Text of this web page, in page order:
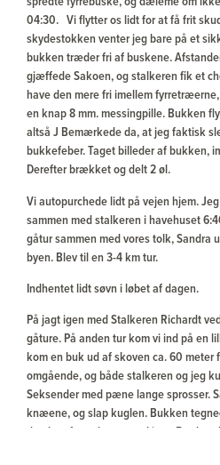
da 04:30. Vi flytter os lidt for at få frit
skydestokken venter jeg bare på et
bukken træder fri af buskene.
gjæffede Sakoen, og stalkeren fik et
ville have den mere fri imellem
plads til en knap 8 mm. messingpille.
Lodret ned altså J Bemærkede da, at
nået at få bukkefeber. Taget billeder
hentede bilen. Derefter brækket og delt
Vi autopurchede lidt på vejen hjem.
sammen med stalkeren i havehuset
en gåtur sammen med vores tolk,
ud af byen. Blev til en 3-4 km tur.
Indhentet lidt søvn i løbet af dagen.
På jagt igen med Stalkeren Richardt
lange gåture. På anden tur kom vi ind
pludselig kom en buk ud af skoven ca.
knæ omgående, og både stalkeren og
fin. Seksender med pæne lange
albuerne i knæene, og slap kuglen.
ind i skoven, dog kun for at komme ud